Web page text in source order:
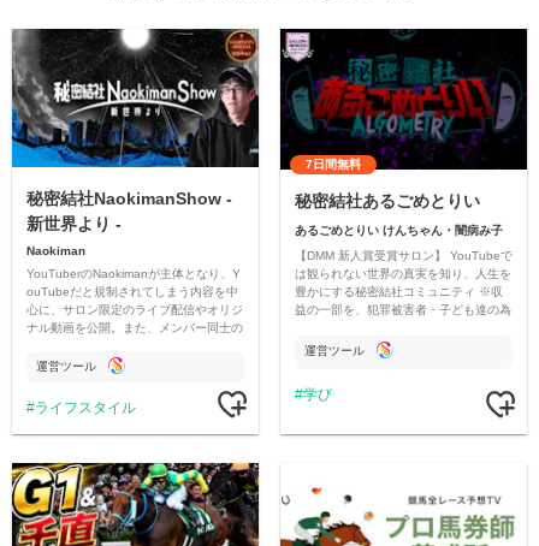
秘密結社NaokimanShow -
新世界より -
Naokiman
YouTuberのNaokimanが主体となり、Y
ouTubeだと規制されてしまう内容を中
心に、サロン限定のライブ配信やオリジ
ナル動画を公開。また、メンバー同士の
ただいています。
運営ツール
ライフスタイル
7日間無料
秘密結社あるごめとりい
あるごめとりい けんちゃん・闇病み子
【DMM 新人賞受賞サロン】 YouTubeで
は観られない世界の真実を知り、人生を
豊かにする秘密結社コミュニティ ※収
益の一部を、犯罪被害者・子ども達の為
す運営ツール
学び